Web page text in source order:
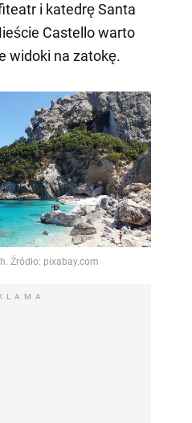
i katedrę Santa
Castello warto
widoki na zatokę.